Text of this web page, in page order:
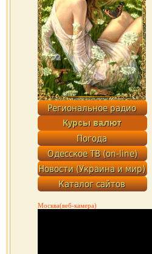
Москва(веб-камера)